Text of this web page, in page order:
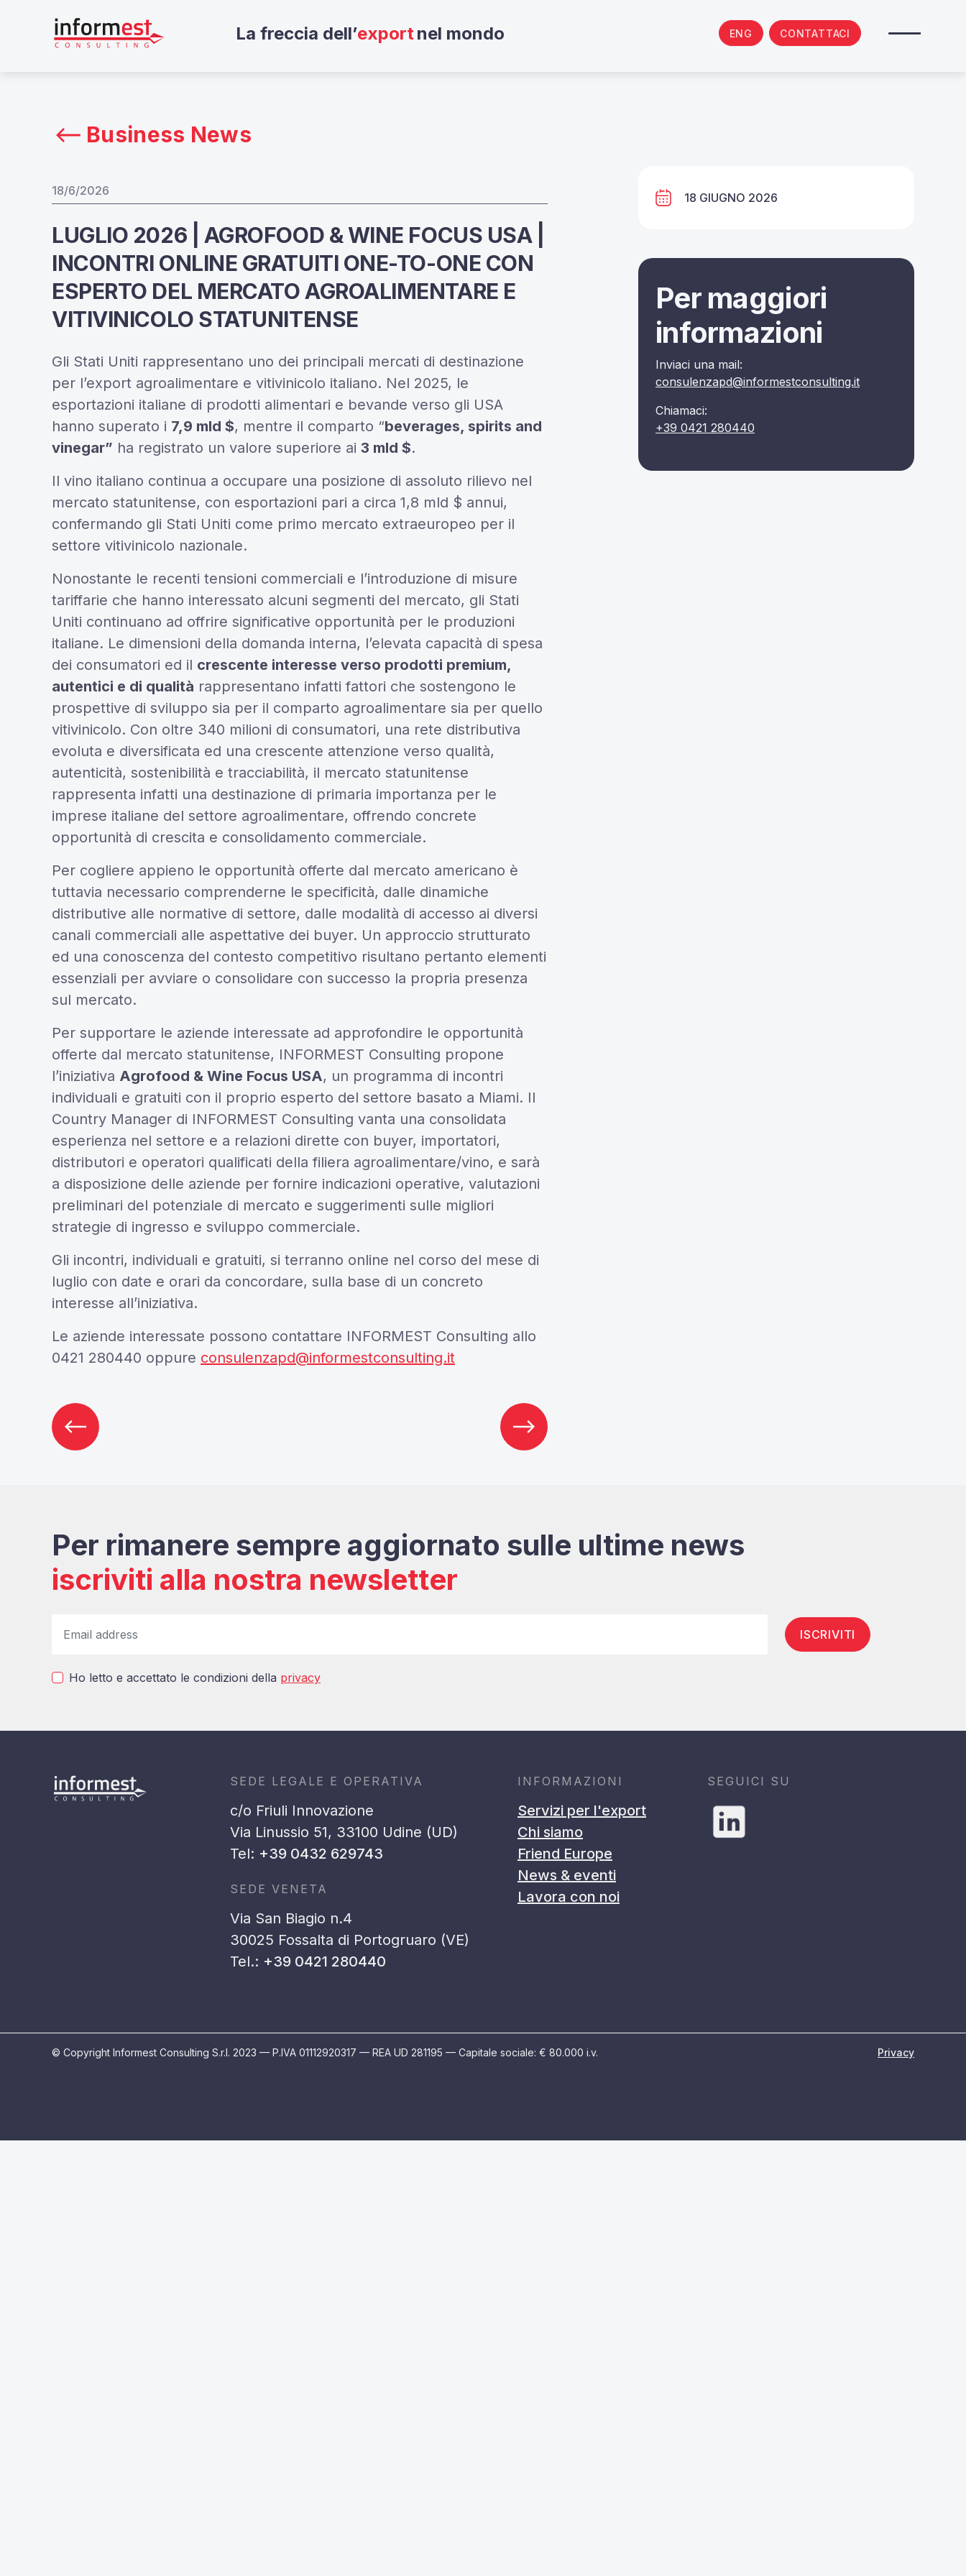
La freccia dell’exportnel mondo ENG CONTATTACI
Business News
18/6/2026
LUGLIO 2026 | AGROFOOD & WINE FOCUS USA |
INCONTRI ONLINE GRATUITI ONE-TO-ONE CON
ESPERTO DEL MERCATO AGROALIMENTARE E
VITIVINICOLO STATUNITENSE
Gli Stati Uniti rappresentano uno dei principali mercati di destinazione
per l’export agroalimentare e vitivinicolo italiano. Nel 2025, le
esportazioni italiane di prodotti alimentari e bevande verso gli USA
hanno superato i 7,9 mld $, mentre il comparto “beverages, spirits and
vinegar” ha registrato un valore superiore ai 3 mld $.
Il vino italiano continua a occupare una posizione di assoluto rilievo nel
mercato statunitense, con esportazioni pari a circa 1,8 mld $ annui,
confermando gli Stati Uniti come primo mercato extraeuropeo per il
settore vitivinicolo nazionale.
Nonostante le recenti tensioni commerciali e l’introduzione di misure
tariffarie che hanno interessato alcuni segmenti del mercato, gli Stati
Uniti continuano ad offrire significative opportunità per le produzioni
italiane. Le dimensioni della domanda interna, l’elevata capacità di spesa
dei consumatori ed il crescente interesse verso prodotti premium,
autentici e di qualità rappresentano infatti fattori che sostengono le
prospettive di sviluppo sia per il comparto agroalimentare sia per quello
vitivinicolo. Con oltre 340 milioni di consumatori, una rete distributiva
evoluta e diversificata ed una crescente attenzione verso qualità,
autenticità, sostenibilità e tracciabilità, il mercato statunitense
rappresenta infatti una destinazione di primaria importanza per le
imprese italiane del settore agroalimentare, offrendo concrete
opportunità di crescita e consolidamento commerciale.
Per cogliere appieno le opportunità offerte dal mercato americano è
tuttavia necessario comprenderne le specificità, dalle dinamiche
distributive alle normative di settore, dalle modalità di accesso ai diversi
canali commerciali alle aspettative dei buyer. Un approccio strutturato
ed una conoscenza del contesto competitivo risultano pertanto elementi
essenziali per avviare o consolidare con successo la propria presenza
sul mercato.
Per supportare le aziende interessate ad approfondire le opportunità
offerte dal mercato statunitense, INFORMEST Consulting propone
l’iniziativa Agrofood & Wine Focus USA, un programma di incontri
individuali e gratuiti con il proprio esperto del settore basato a Miami. Il
Country Manager di INFORMEST Consulting vanta una consolidata
esperienza nel settore e a relazioni dirette con buyer, importatori,
distributori e operatori qualificati della filiera agroalimentare/vino, e sarà
a disposizione delle aziende per fornire indicazioni operative, valutazioni
preliminari del potenziale di mercato e suggerimenti sulle migliori
strategie di ingresso e sviluppo commerciale.
Gli incontri, individuali e gratuiti, si terranno online nel corso del mese di
luglio con date e orari da concordare, sulla base di un concreto
interesse all’iniziativa.
Le aziende interessate possono contattare INFORMEST Consulting allo
0421 280440 oppure consulenzapd@informestconsulting.it
18 GIUGNO 2026
Per maggiori
informazioni
Inviaci una mail:
consulenzapd@informestconsulting.it
Chiamaci:
+39 0421 280440
Per rimanere sempre aggiornato sulle ultime news
iscriviti alla nostra newsletter
ISCRIVITI
Ho letto e accettato le condizioni della privacy
SEDE LEGALE E OPERATIVA
c/o Friuli Innovazione
Via Linussio 51, 33100 Udine (UD)
Tel: +39 0432 629743
SEDE VENETA
Via San Biagio n.4
30025 Fossalta di Portogruaro (VE)
Tel.: +39 0421 280440
INFORMAZIONI
Servizi per l'export
Chi siamo
Friend Europe
News & eventi
Lavora con noi
SEGUICI SU
© Copyright Informest Consulting S.r.l. 2023 — P.IVA 01112920317 — REA UD 281195 — Capitale sociale: € 80.000 i.v. Privacy